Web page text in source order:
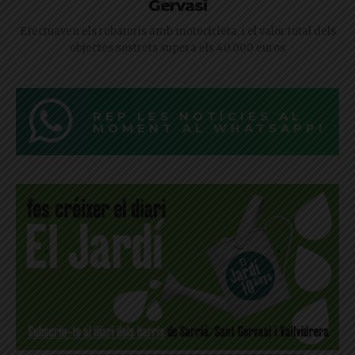
Gervasi
Efectuaven els robatoris amb motocicleta, i el valor total dels
objectes sostrets supera els 40.000 euros
REP LES NOTÍCIES AL
MOMENT AL WHATSAPP!